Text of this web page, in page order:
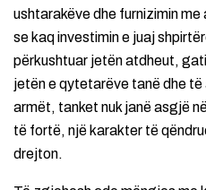
ushtarakëve dhe furnizimin
se kaq investimin e juaj
përkushtuar jetën atdheut,
jetën e qytetarëve tanë dhe
armët, tanket nuk janë asgjë
të fortë, një karakter të
drejton.